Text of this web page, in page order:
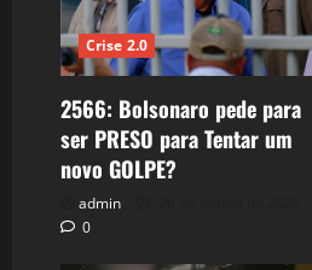
Crise 2.0
2566: Bolsonaro pede para
ser PRESO para Tentar um
novo GOLPE?
admin
0